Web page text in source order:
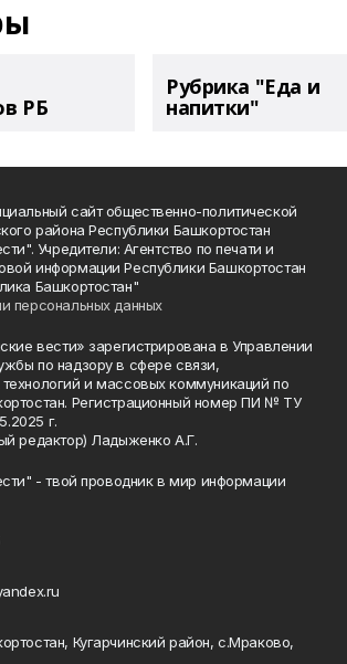
РБ
Рубрика "Еда и
напитки"
сайт общественно-политической
района Республики Башкортостан
Учредители: Агентство по печати и
информации Республики Башкортостан
Башкортостан"
персональных данных
вести» зарегистрирована в Управлении
по надзору в сфере связи,
и массовых коммуникаций по
Регистрационный номер ПИ № ТУ
г.
редактор) Ладыженко А.Г.
- твой проводник в мир информации
Кугарчинский район, с.Мраково,